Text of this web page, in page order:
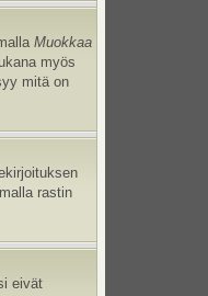
Muokkaa
myös
mitä on
rastin
eivät